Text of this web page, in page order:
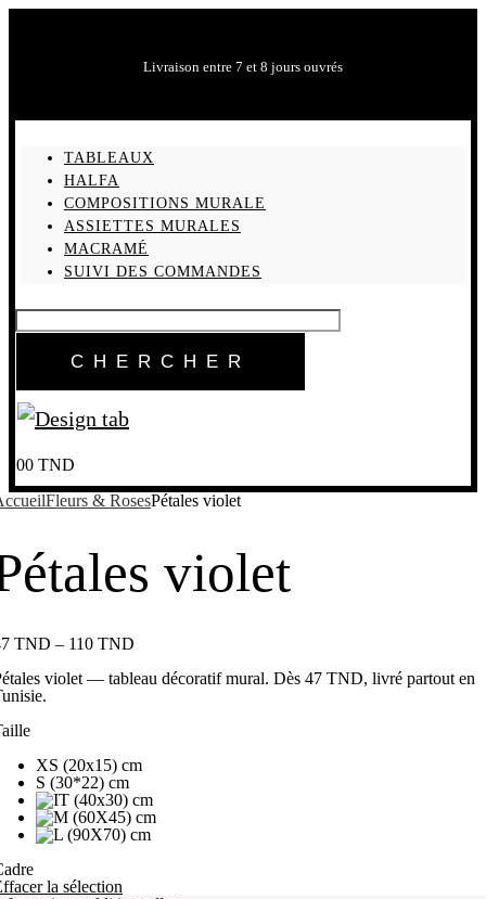
Livraison entre 7 et 8 jours ouvrés
TABLEAUX
HALFA
COMPOSITIONS MURALE
ASSIETTES MURALES
MACRAMÉ
SUIVI DES COMMANDES
00 TND
Fleurs & RosesPétales violet
violet
TND – 110 TND
violet — tableau décoratif mural. Dès 47 TND, livré partout en
XS (20x15) cm
S (30*22) cm
la sélection